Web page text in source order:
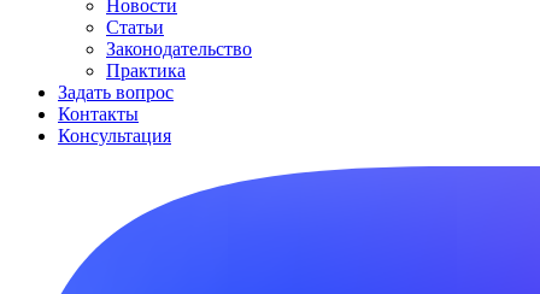
Новости
Статьи
Законодательство
Практика
Задать вопрос
Контакты
Консультация